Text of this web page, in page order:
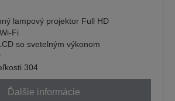
lampový projektor Full HD
Fi
so svetelným výkonom
304
Ďalšie informácie